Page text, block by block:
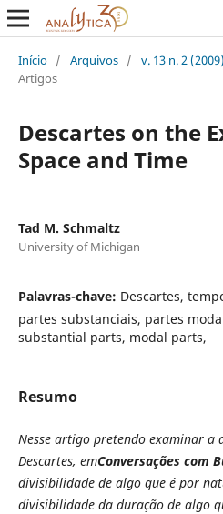
Início / Arquivos / v. 13 n. 2
Artigos
Descartes on the
Space and Time
Tad M. Schmaltz
University of Michigan
Palavras-chave: Descartes,
partes substanciais, partes
substantial parts, modal parts,
Resumo
Nesse artigo pretendo examinar a
Descartes, emConversações com
divisibilidade de algo que é por
divisibilidade da duração de algo